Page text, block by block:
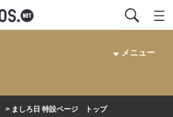
メニュー
> ましろ日 特設ページ トップ